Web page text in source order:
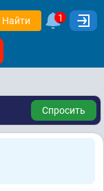
Найти 1
Спросить